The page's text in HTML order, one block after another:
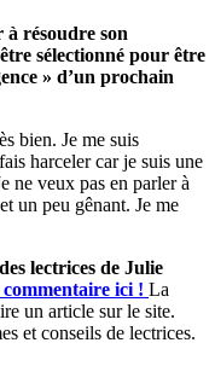
à résoudre son
sélectionné pour être
» d’un prochain
bien. Je me suis
harceler car je suis une
ne veux pas en parler à
un peu gênant. Je me
lectrices de Julie
commentaire ici ! La
un article sur le site.
et conseils de lectrices.